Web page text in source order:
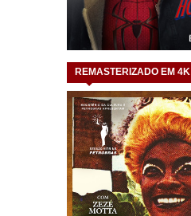
REMASTERIZADO EM 4K